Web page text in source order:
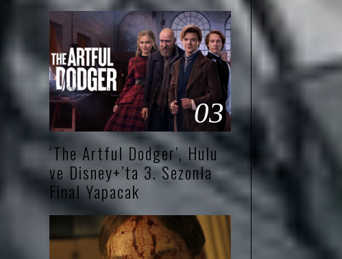
03
‘The Artful Dodger’, Hulu
ve Disney+’ta 3. Sezonla
Final Yapacak